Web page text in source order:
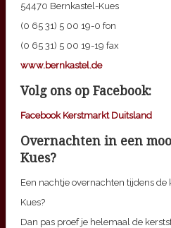
54470 Bernkastel-Kues
(0 65 31) 5 00 19-0 fon
(0 65 31) 5 00 19-19 fax
www.bernkastel.de
Volg ons op Facebook:
Facebook Kerstmarkt Duitsland
Overnachten in een
Kues?
Een nachtje overnachten tijdens
Kues?
Dan pas proef je helemaal de